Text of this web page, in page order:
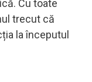
Cu toate
trecut că
la începutul